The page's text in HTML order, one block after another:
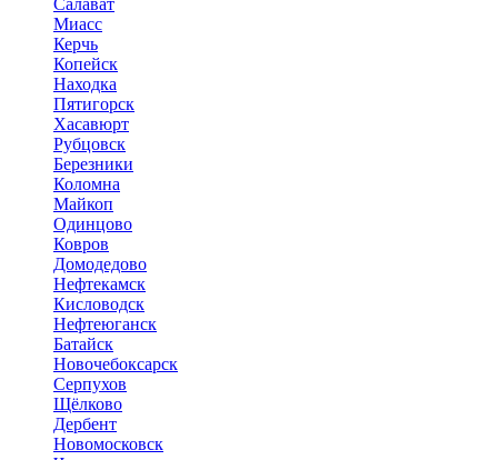
Миасс
Керчь
Копейск
Находка
Пятигорск
Хасавюрт
Рубцовск
Березники
Коломна
Майкоп
Одинцово
Ковров
Домодедово
Нефтекамск
Кисловодск
Нефтеюганск
Батайск
Новочебоксарск
Серпухов
Щёлково
Дербент
Новомосковск